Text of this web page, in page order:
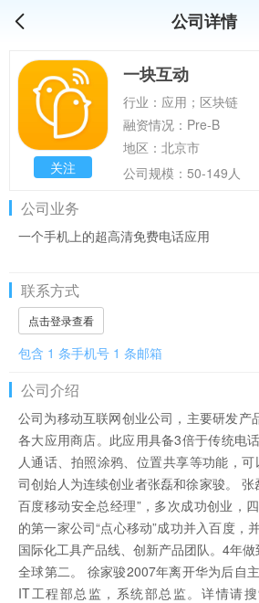
公司详情
关注
一块互动
行业：应用；区块链
融资情况：Pre-B
地区：北京市
公司规模：50-149人
公司业务
一个手机上的超高清免费电话应用
联系方式
点击登录查看
包含 1 条手机号 1 条邮箱
公司介绍
公司为移动互联网创业公司，主要研发产
各大应用商店。此应用具备3倍于传统电
人通话、拍照涂鸦、位置共享等功能，
司创始人为连续创业者张磊和徐家骏。 张
百度移动安全总经理”，多次成功创业，
的第一家公司“点心移动”成功并入百度，
国际化工具产品线、创新产品团队。4年做
全球第二。 徐家骏2007年离开华为后自
IT工程部总监，系统部总监。详情请